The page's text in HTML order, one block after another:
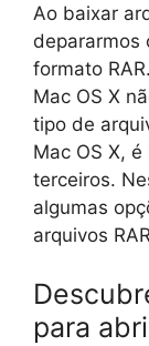
Ao baixar
depararmos
formato
Mac OS X
tipo de
Mac OS X,
terceiros.
algumas
arquivos
para